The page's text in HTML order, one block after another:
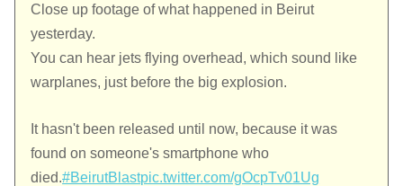
Close up footage of what happened in Beirut
yesterday.
You can hear jets flying overhead, which sound like
warplanes, just before the big explosion.
It hasn't been released until now, because it was
found on someone's smartphone who
died.#BeirutBlastpic.twitter.com/gOcpTv01Ug